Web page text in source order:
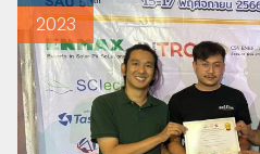
2023